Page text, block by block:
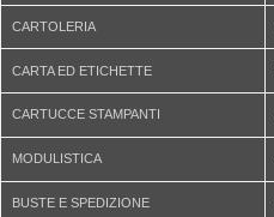
CARTOLERIA
CARTA ED ETICHETTE
CARTUCCE STAMPANTI
MODULISTICA
BUSTE E SPEDIZIONE